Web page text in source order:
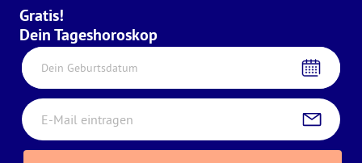
Gratis!
Dein Tageshoroskop
Dein Geburtsdatum